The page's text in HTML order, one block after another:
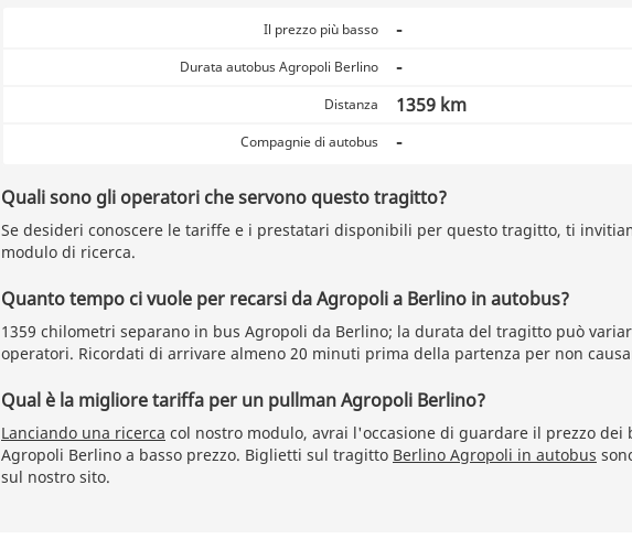
Il prezzo più basso -
Durata autobus Agropoli Berlino -
Distanza 1359 km
Compagnie di autobus -
Quali sono gli operatori che servono questo tragitto?
Se desideri conoscere le tariffe e i prestatari disponibili per questo tragitto, ti
modulo di ricerca.
Quanto tempo ci vuole per recarsi da Agropoli a Berlino in autobus?
1359 chilometri separano in bus Agropoli da Berlino; la durata del tragitto può
operatori. Ricordati di arrivare almeno 20 minuti prima della partenza per non
Qual è la migliore tariffa per un pullman Agropoli Berlino?
Lanciando una ricerca col nostro modulo, avrai l'occasione di guardare il prezzo
Agropoli Berlino a basso prezzo. Biglietti sul tragitto Berlino Agropoli in autobus
sul nostro sito.